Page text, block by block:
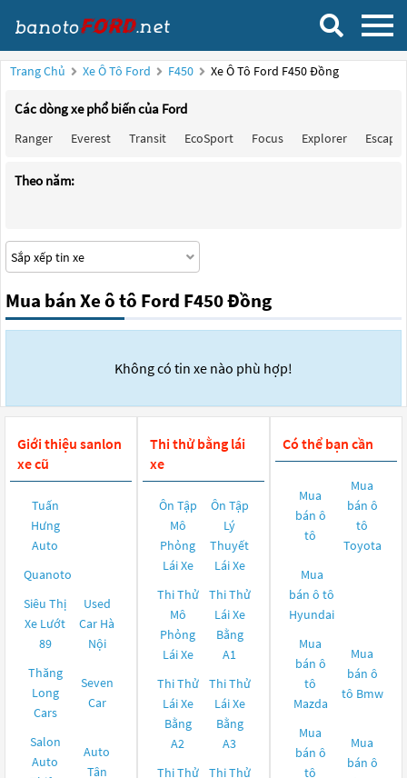
Trang Chủ Xe Ô Tô Ford F450 Xe Ô Tô Ford F450 Đồng
Các dòng xe phổ biến của Ford
Ranger Everest Transit EcoSport Focus Explorer Escape
Theo năm:
Mua bán Xe ô tô Ford F450 Đồng
Không có tin xe nào phù hợp!
Giới thiệu sanlon
xe cũ
Tuấn
Hưng
Auto
Quanoto
Siêu Thị
Xe Lướt
89
Used
Car Hà
Nội
Thăng
Long
Cars
Seven
Car
Salon
Auto
Auto
Tân
Thi thử bằng lái
xe
Ôn Tập
Mô
Phỏng
Lái Xe
Ôn Tập
Lý
Thuyết
Lái Xe
Thi Thử
Mô
Phỏng
Lái Xe
Thi Thử
Lái Xe
Bằng
A1
Thi Thử
Lái Xe
Bằng
A2
Thi Thử
Lái Xe
Bằng
A3
Thi Thử
Thi Thử
Có thể bạn cần
Mua
bán ô
tô
Mua
bán ô
tô
Toyota
Mua
bán ô tô
Hyundai
Mua
bán ô
tô
Mazda
Mua
bán ô
tô Bmw
Mua
bán ô
tô
Mua
bán ô